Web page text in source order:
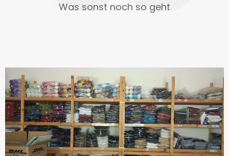
Was sonst noch so geht